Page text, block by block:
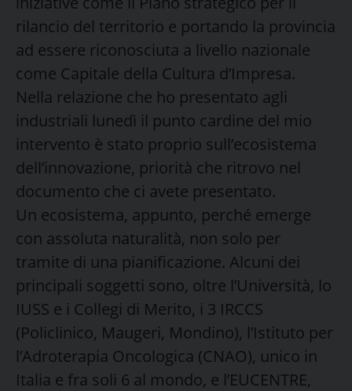
rilancio del territorio e portando la provincia
ad essere riconosciuta a livello nazionale
come Capitale della Cultura d’Impresa.
Nella relazione che ho presentato agli
industriali lunedì il punto cardine del mio
intervento è stato proprio sull’ecosistema
dell’innovazione, priorità che ritrovo nel
documento che ci avete presentato.
Un ecosistema, appunto, perché emerge
con assoluta naturalità, non solo per
tramite di una pianificazione. Alcuni dei
principali soggetti sono, oltre l’Università, lo
IUSS e i Collegi di Merito, i 3 IRCCS
(Policlinico, Maugeri, Mondino), l’Istituto per
l’Adroterapia Oncologica (CNAO), unico in
Italia e fra soli 6 al mondo, e l’EUCENTRE,